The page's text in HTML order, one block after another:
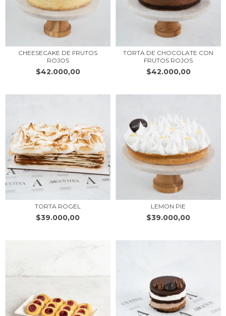
CHEESECAKE DE FRUTOS
ROJOS
$42.000,00
TORTA DE CHOCOLATE CON
FRUTOS ROJOS
$42.000,00
TORTA ROGEL
$39.000,00
LEMON PIE
$39.000,00